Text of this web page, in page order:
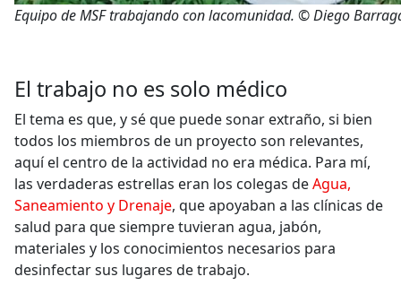
Equipo de MSF trabajando con lacomunidad. © Diego
El trabajo no es solo médico
El tema es que, y sé que puede sonar extraño, si bien
todos los miembros de un proyecto son relevantes,
aquí el centro de la actividad no era médica. Para mí,
las verdaderas estrellas eran los colegas deAgua,
Saneamiento y Drenaje, que apoyaban a las clínicas de
salud para que siempre tuvieran agua, jabón,
materiales y los conocimientos necesarios para
desinfectar sus lugares de trabajo.